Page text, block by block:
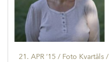
21. APR ’15 / Foto Kvartāls /